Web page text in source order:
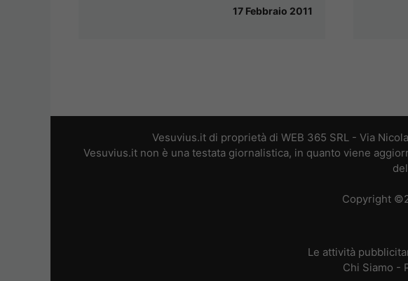
17 Febbraio 2011
Vesuvius.it di proprietà di WEB 365 SRL - Via
Vesuvius.it non è una testata giornalistica, in quanto viene
Copyright
Le attività
Chi Siamo -